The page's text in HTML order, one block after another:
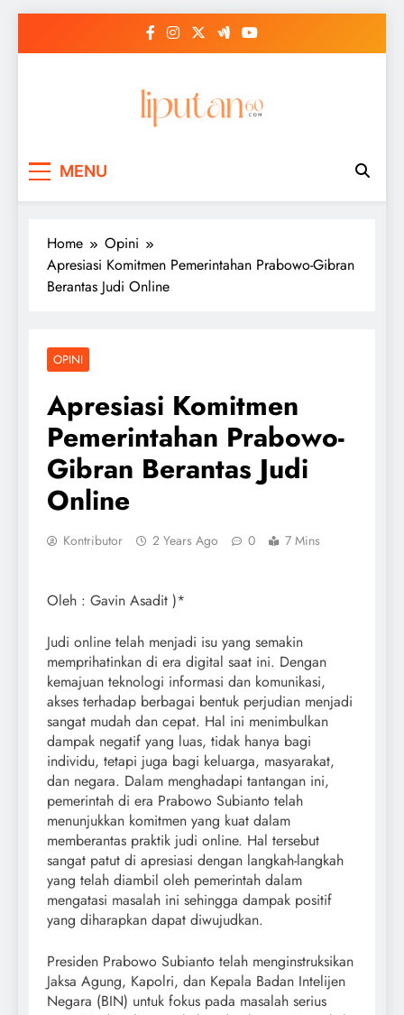
MENU
Home
Opini
Apresiasi Komitmen Pemerintahan Prabowo-Gibran
Berantas Judi Online
OPINI
Apresiasi Komitmen
Pemerintahan Prabowo-
Gibran Berantas Judi
Online
Kontributor 2 Years Ago 0 7 Mins
Oleh : Gavin Asadit )*
Judi online telah menjadi isu yang semakin
memprihatinkan di era digital saat ini. Dengan
kemajuan teknologi informasi dan komunikasi,
akses terhadap berbagai bentuk perjudian menjadi
sangat mudah dan cepat. Hal ini menimbulkan
dampak negatif yang luas, tidak hanya bagi
individu, tetapi juga bagi keluarga, masyarakat,
dan negara. Dalam menghadapi tantangan ini,
pemerintah di era Prabowo Subianto telah
menunjukkan komitmen yang kuat dalam
memberantas praktik judi online. Hal tersebut
sangat patut di apresiasi dengan langkah-langkah
yang telah diambil oleh pemerintah dalam
mengatasi masalah ini sehingga dampak positif
yang diharapkan dapat diwujudkan.
Presiden Prabowo Subianto telah menginstruksikan
Jaksa Agung, Kapolri, dan Kepala Badan Intelijen
Negara (BIN) untuk fokus pada masalah serius